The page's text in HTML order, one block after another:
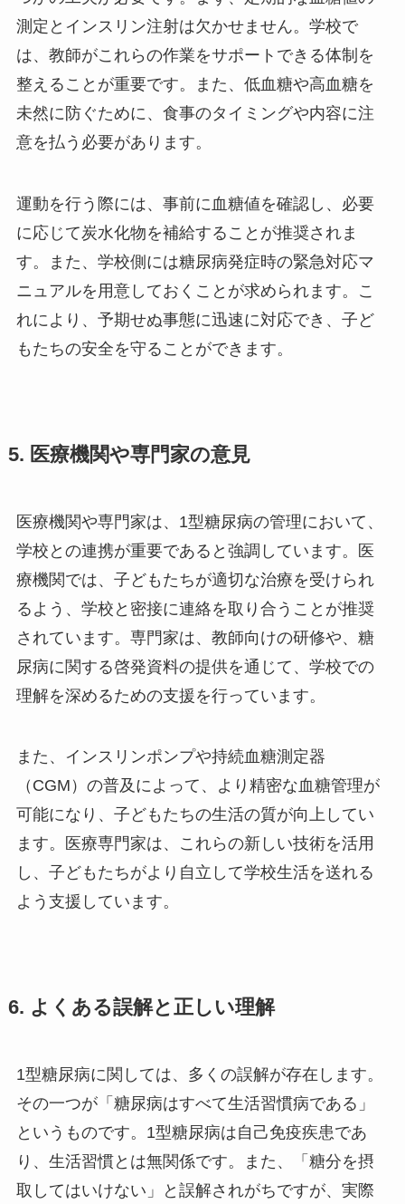
測定とインスリン注射は欠かせません。学校で
は、教師がこれらの作業をサポートできる体制を
整えることが重要です。また、低血糖や高血糖を
未然に防ぐために、食事のタイミングや内容に注
意を払う必要があります。
運動を行う際には、事前に血糖値を確認し、必要
に応じて炭水化物を補給することが推奨されま
す。また、学校側には糖尿病発症時の緊急対応マ
ニュアルを用意しておくことが求められます。こ
れにより、予期せぬ事態に迅速に対応でき、子ど
もたちの安全を守ることができます。
5. 医療機関や専門家の意見
医療機関や専門家は、1型糖尿病の管理において、
学校との連携が重要であると強調しています。医
療機関では、子どもたちが適切な治療を受けられ
るよう、学校と密接に連絡を取り合うことが推奨
されています。専門家は、教師向けの研修や、糖
尿病に関する啓発資料の提供を通じて、学校での
理解を深めるための支援を行っています。
また、インスリンポンプや持続血糖測定器
（CGM）の普及によって、より精密な血糖管理が
可能になり、子どもたちの生活の質が向上してい
ます。医療専門家は、これらの新しい技術を活用
し、子どもたちがより自立して学校生活を送れる
よう支援しています。
6. よくある誤解と正しい理解
1型糖尿病に関しては、多くの誤解が存在します。
その一つが「糖尿病はすべて生活習慣病である」
というものです。1型糖尿病は自己免疫疾患であ
り、生活習慣とは無関係です。また、「糖分を摂
取してはいけない」と誤解されがちですが、実際